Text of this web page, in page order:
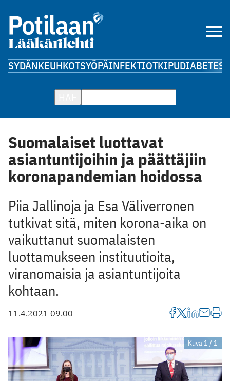
SYDÄNKEUHKOTSYÖPÄINFEKTIOTKIPUDIABETES
Suomalaiset luottavat
asiantuntijoihin ja päättäjiin
koronapandemian hoidossa
Piia Jallinoja ja Esa Väliverronen
tutkivat sitä, miten korona-aika on
vaikuttanut suomalaisten
luottamukseen instituutioita,
viranomaisia ja asiantuntijoita
kohtaan.
11.4.2021 09.00
Kuva 1 / 1